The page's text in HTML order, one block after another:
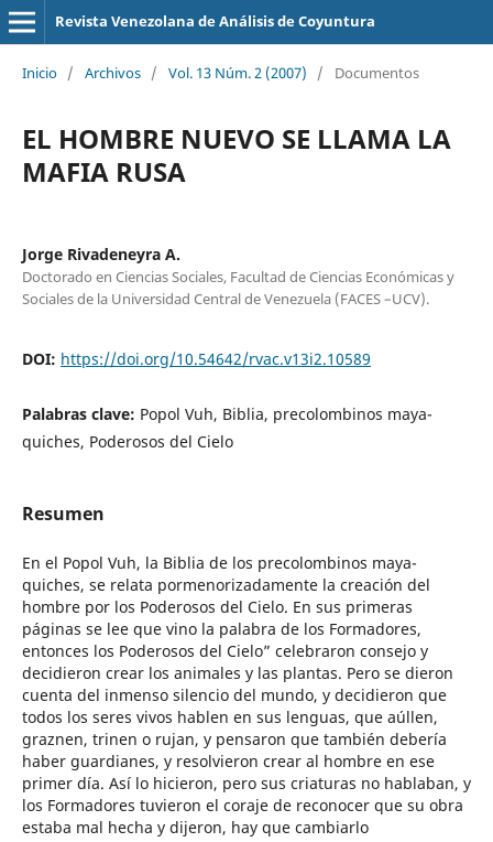
Revista Venezolana de Análisis de Coyuntura
Inicio / Archivos / Vol. 13 Núm. 2 (2007) / Documentos
EL HOMBRE NUEVO SE LLAMA LA
MAFIA RUSA
Jorge Rivadeneyra A.
Doctorado en Ciencias Sociales, Facultad de Ciencias Económicas y
Sociales de la Universidad Central de Venezuela (FACES –UCV).
DOI: https://doi.org/10.54642/rvac.v13i2.10589
Palabras clave: Popol Vuh, Biblia, precolombinos maya-
quiches, Poderosos del Cielo
Resumen
En el Popol Vuh, la Biblia de los precolombinos maya-
quiches, se relata pormenorizadamente la creación del
hombre por los Poderosos del Cielo. En sus primeras
páginas se lee que vino la palabra de los Formadores,
entonces los Poderosos del Cielo” celebraron consejo y
decidieron crear los animales y las plantas. Pero se dieron
cuenta del inmenso silencio del mundo, y decidieron que
todos los seres vivos hablen en sus lenguas, que aúllen,
graznen, trinen o rujan, y pensaron que también debería
haber guardianes, y resolvieron crear al hombre en ese
primer día. Así lo hicieron, pero sus criaturas no hablaban, y
los Formadores tuvieron el coraje de reconocer que su obra
estaba mal hecha y dijeron, hay que cambiarlo